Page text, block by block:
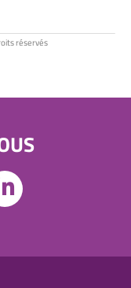
réservés